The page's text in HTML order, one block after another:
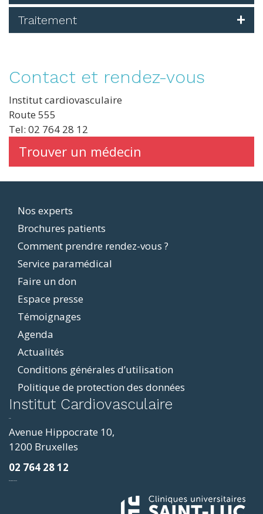
Traitement
Contact et rendez-vous
Institut cardiovasculaire
Route 555
Tel: 02 764 28 12
Trouver un médecin
Footer
menu
Nos experts
Brochures patients
Comment prendre rendez-vous ?
Service paramédical
Faire un don
Espace presse
Témoignages
Agenda
Actualités
Conditions générales d’utilisation
Politique de protection des données
Institut Cardiovasculaire
Avenue Hippocrate 10,
1200 Bruxelles
02 764 28 12